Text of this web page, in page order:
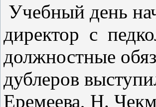
Учебный день
директор с
должностные
дублеров
Еремеева, Н.